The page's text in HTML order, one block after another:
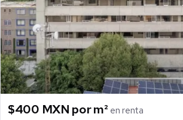
$400 MXN por m² en renta